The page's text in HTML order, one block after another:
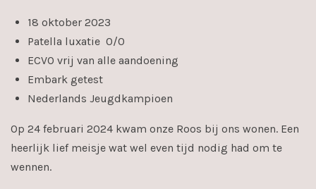
18 oktober 2023
Patella luxatie 0/0
ECVO vrij van alle aandoening
Embark getest
Nederlands Jeugdkampioen
Op 24 februari 2024 kwam onze Roos bij ons wonen. Een
heerlijk lief meisje wat wel even tijd nodig had om te
wennen.